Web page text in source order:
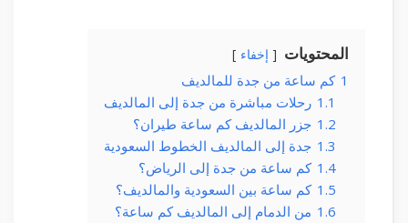
المحتويات إخفاء
1 كم ساعة من جدة للمالديف
1.1 رحلات مباشرة من جدة إلى المالديف
1.2 جزر المالديف كم ساعة طيران؟
1.3 جدة إلى المالديف الخطوط السعودية
1.4 كم ساعة من جدة إلى الرياض؟
1.5 كم ساعة بين السعودية والمالديف؟
1.6 من الدمام إلى المالديف كم ساعة؟